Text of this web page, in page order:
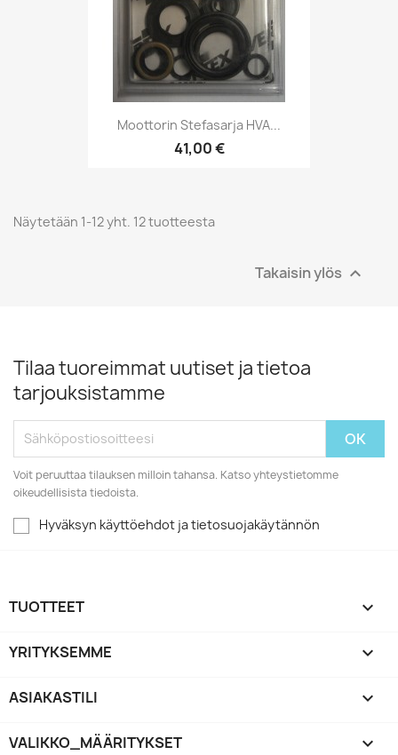
Moottorin Stefasarja HVA...
41,00 €
Näytetään 1-12 yht. 12 tuotteesta
Takaisin ylös 
Tilaa tuoreimmat uutiset ja tietoa
tarjouksistamme
Voit peruuttaa tilauksen milloin tahansa. Katso yhteystietomme
oikeudellisista tiedoista.
Hyväksyn käyttöehdot ja tietosuojakäytännön
TUOTTEET 
YRITYKSEMME 
ASIAKASTILI 
VALIKKO_MÄÄRITYKSET keyboard_arrow_down